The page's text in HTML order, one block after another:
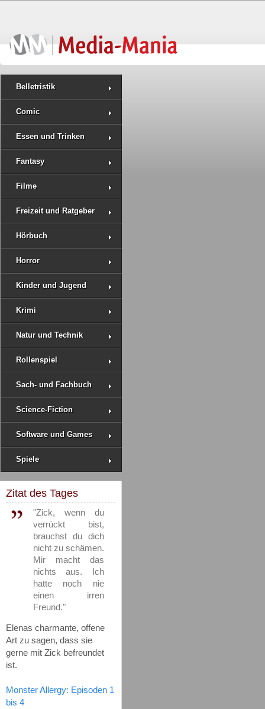
Belletristik
Comic
Essen und Trinken
Fantasy
Filme
Freizeit und Ratgeber
Hörbuch
Horror
Kinder und Jugend
Krimi
Natur und Technik
Rollenspiel
Sach- und Fachbuch
Science-Fiction
Software und Games
Spiele
Zitat des Tages
"Zick, wenn du
verrückt bist,
brauchst du dich
nicht zu schämen.
Mir macht das
nichts aus. Ich
hatte noch nie
einen irren
Freund."
Elenas charmante, offene
Art zu sagen, dass sie
gerne mit Zick befreundet
ist.
Monster Allergy: Episoden 1
bis 4